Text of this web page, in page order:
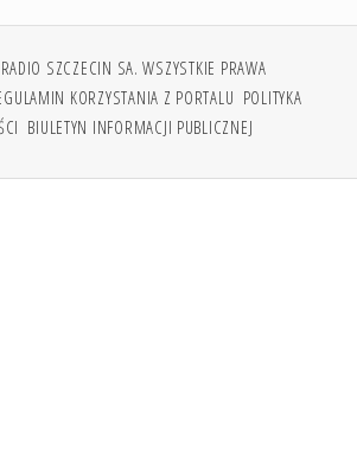
SZCZECIN SA. WSZYSTKIE PRAWA
KORZYSTANIA Z PORTALU POLITYKA
BIULETYN INFORMACJI PUBLICZNEJ